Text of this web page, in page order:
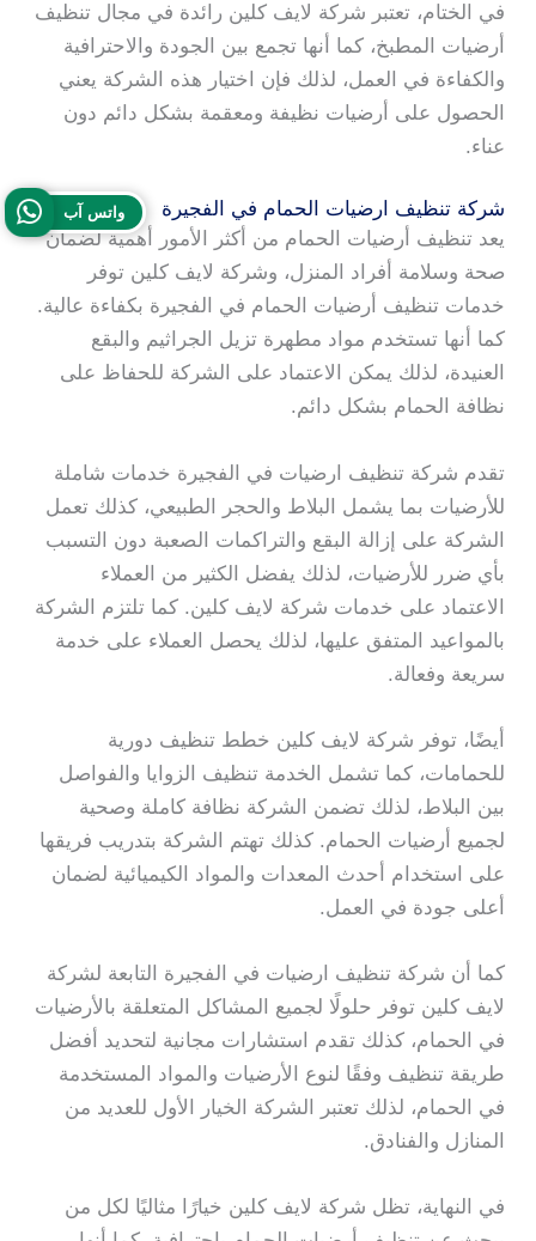
في الختام، تعتبر شركة لايف كلين رائدة في مجال تنظيف
أرضيات المطبخ، كما أنها تجمع بين الجودة والاحترافية
والكفاءة في العمل، لذلك فإن اختيار هذه الشركة يعني
الحصول على أرضيات نظيفة ومعقمة بشكل دائم دون
عناء.
شركة تنظيف ارضيات الحمام في الفجيرة
يعد تنظيف أرضيات الحمام من أكثر الأمور أهمية لضمان
صحة وسلامة أفراد المنزل، وشركة لايف كلين توفر
خدمات تنظيف أرضيات الحمام في الفجيرة بكفاءة عالية.
كما أنها تستخدم مواد مطهرة تزيل الجراثيم والبقع
العنيدة، لذلك يمكن الاعتماد على الشركة للحفاظ على
نظافة الحمام بشكل دائم.
تقدم شركة تنظيف ارضيات في الفجيرة خدمات شاملة
للأرضيات بما يشمل البلاط والحجر الطبيعي، كذلك تعمل
الشركة على إزالة البقع والتراكمات الصعبة دون التسبب
بأي ضرر للأرضيات، لذلك يفضل الكثير من العملاء
الاعتماد على خدمات شركة لايف كلين. كما تلتزم الشركة
بالمواعيد المتفق عليها، لذلك يحصل العملاء على خدمة
سريعة وفعالة.
أيضًا، توفر شركة لايف كلين خطط تنظيف دورية
للحمامات، كما تشمل الخدمة تنظيف الزوايا والفواصل
بين البلاط، لذلك تضمن الشركة نظافة كاملة وصحية
لجميع أرضيات الحمام. كذلك تهتم الشركة بتدريب فريقها
على استخدام أحدث المعدات والمواد الكيميائية لضمان
أعلى جودة في العمل.
كما أن شركة تنظيف ارضيات في الفجيرة التابعة لشركة
لايف كلين توفر حلولًا لجميع المشاكل المتعلقة بالأرضيات
في الحمام، كذلك تقدم استشارات مجانية لتحديد أفضل
طريقة تنظيف وفقًا لنوع الأرضيات والمواد المستخدمة
في الحمام، لذلك تعتبر الشركة الخيار الأول للعديد من
المنازل والفنادق.
في النهاية، تظل شركة لايف كلين خيارًا مثاليًا لكل من
واتس آب